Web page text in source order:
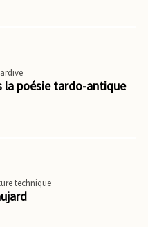
la poésie tardo-antique
technique